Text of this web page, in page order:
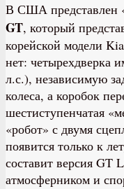
В США представлен
GT, который
корейской модели
нет: четырехдверка
л.с.), независимую
колеса, а коробок
шестиступенчатая
«робот» с двумя
появится только к
составит версия GT
атмосферником и